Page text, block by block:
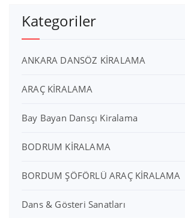
Kategoriler
ANKARA DANSÖZ KİRALAMA
ARAÇ KİRALAMA
Bay Bayan Dansçı Kiralama
BODRUM KİRALAMA
BORDUM ŞÖFÖRLÜ ARAÇ KİRALAMA
Dans & Gösteri Sanatları